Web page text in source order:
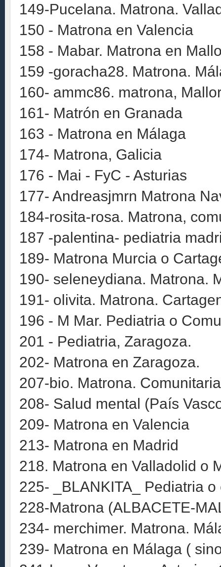
149-Pucelana. Matrona.
150 - Matrona en Valencia
158 - Mabar. Matrona en
159 -goracha28. Matrona.
160- ammc86. matrona,
161- Matrón en Granada
163 - Matrona en Málaga
174- Matrona, Galicia
176 - Mai - FyC - Asturias
177- Andreasjmrn Matrona
184-rosita-rosa. Matrona,
187 -palentina- pediatria
189- Matrona Murcia o
190- seleneydiana. Matrona.
191- olivita. Matrona.
196 - M Mar. Pediatria o
201 - Pediatria, Zaragoza.
202- Matrona en Zaragoza.
207-bio. Matrona.
208- Salud mental (País
209- Matrona en Valencia
213- Matrona en Madrid
218. Matrona en Valladolid o
225- _BLANKITA_ Pediatria
228-Matrona (ALBACETE-
234- merchimer. Matrona.
239- Matrona en Málaga (